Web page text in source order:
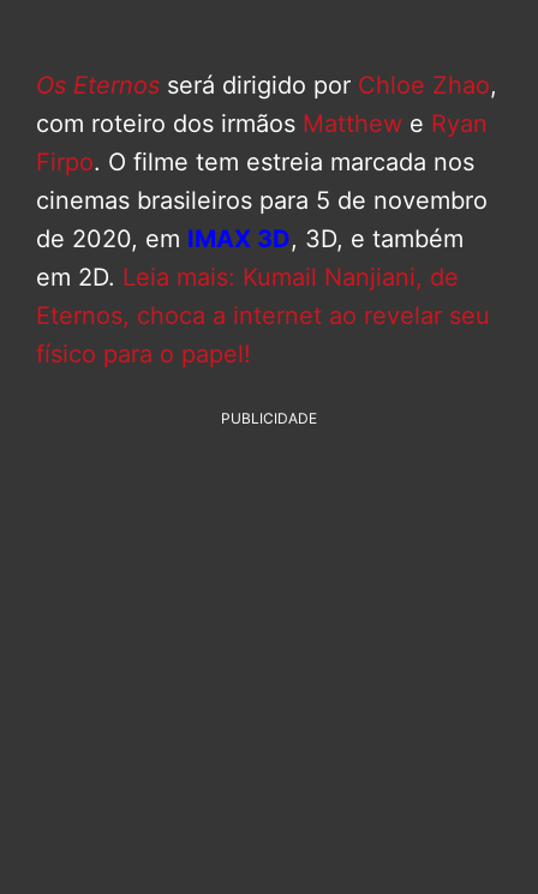
Os Eternos será dirigido por Chloe Zhao,
com roteiro dos irmãos Matthew e Ryan
Firpo. O filme tem estreia marcada nos
cinemas brasileiros para 5 de novembro
de 2020, em IMAX 3D, 3D, e também
em 2D. Leia mais: Kumail Nanjiani, de
Eternos, choca a internet ao revelar seu
físico para o papel!
PUBLICIDADE